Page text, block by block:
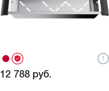
12 788 руб.